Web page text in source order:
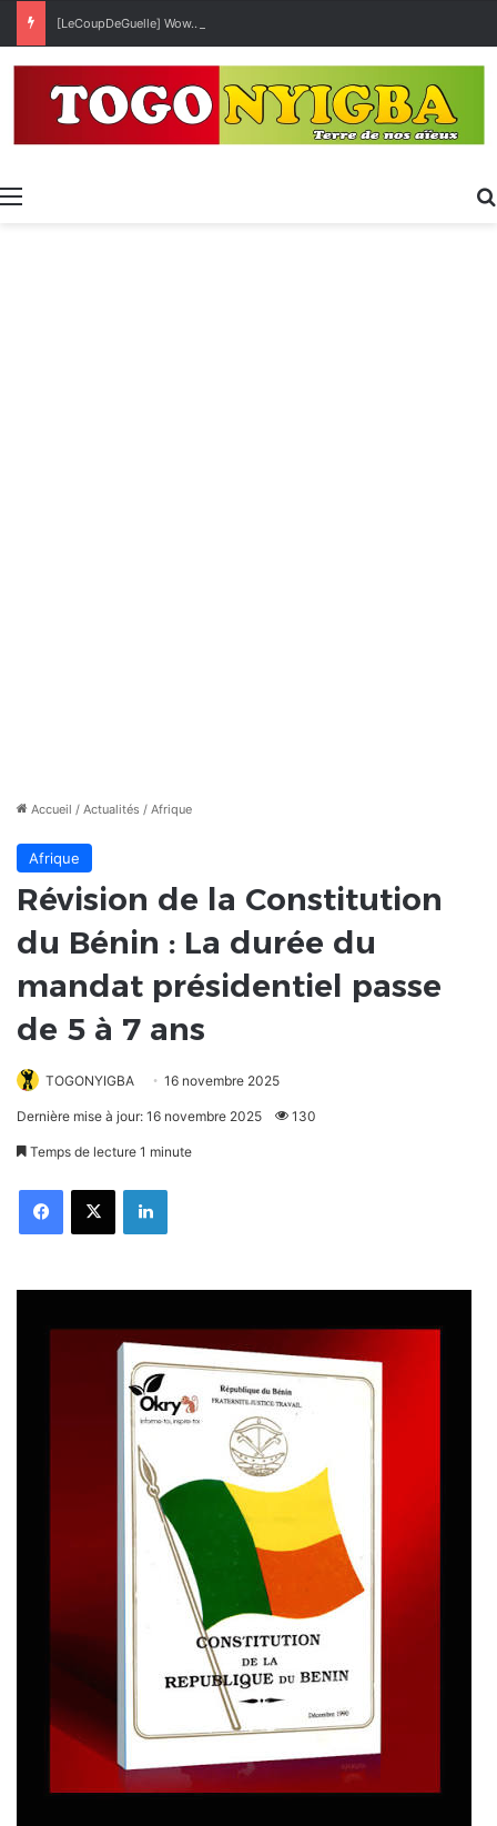
[LeCoupDeGuelle] Wow… quel peuple ?
Menu
Accueil / Actualités / Afrique
Afrique
Révision de la Constitution
du Bénin : La durée du
mandat présidentiel passe
de 5 à 7 ans
TOGONYIGBA 16 novembre 2025
Dernière mise à jour: 16 novembre 2025 130
Temps de lecture 1 minute
FacebookX Linkedin